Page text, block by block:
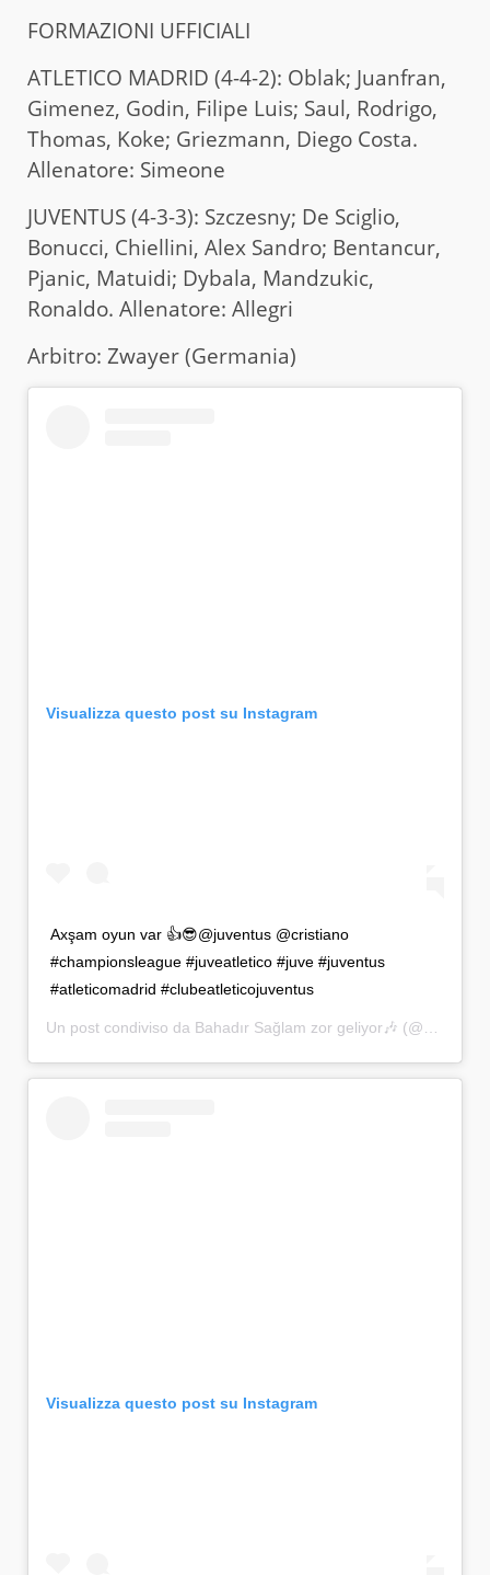
FORMAZIONI UFFICIALI
ATLETICO MADRID (4-4-2): Oblak; Juanfran,
Gimenez, Godin, Filipe Luis; Saul, Rodrigo,
Thomas, Koke; Griezmann, Diego Costa.
Allenatore: Simeone
JUVENTUS (4-3-3): Szczesny; De Sciglio,
Bonucci, Chiellini, Alex Sandro; Bentancur,
Pjanic, Matuidi; Dybala, Mandzukic,
Ronaldo. Allenatore: Allegri
Arbitro: Zwayer (Germania)
Visualizza questo post su Instagram
Axşam oyun var 👍😎@juventus @cristiano
#championsleague #juveatletico #juve #juventus
#atleticomadrid #clubeatleticojuventus
Un post condiviso da Bahadır Sağlam zor geliyor🎶 (@n.aliyev123) in data:
Visualizza questo post su Instagram